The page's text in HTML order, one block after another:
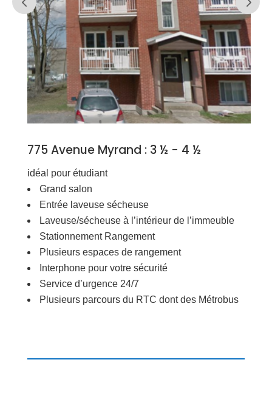
775 Avenue Myrand : 3 ½ - 4 ½
idéal pour étudiant
Grand salon
Entrée laveuse sécheuse
Laveuse/sécheuse à l’intérieur de l’immeuble
Stationnement Rangement
Plusieurs espaces de rangement
Interphone pour votre sécurité
Service d’urgence 24/7
Plusieurs parcours du RTC dont des Métrobus